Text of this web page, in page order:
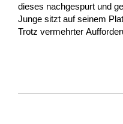
dieses nachgespurt und
Junge sitzt auf seinem
Trotz vermehrter